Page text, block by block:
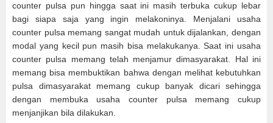
counter pulsa pun hingga saat ini masih terbuka cukup lebar
bagi siapa saja yang ingin melakoninya. Menjalani usaha
counter pulsa memang sangat mudah untuk dijalankan, dengan
modal yang kecil pun masih bisa melakukanya. Saat ini usaha
counter pulsa memang telah menjamur dimasyarakat. Hal ini
memang bisa membuktikan bahwa dengan melihat kebutuhkan
pulsa dimasyarakat memang cukup banyak dicari sehingga
dengan membuka usaha counter pulsa memang cukup
menjanjikan bila dilakukan.